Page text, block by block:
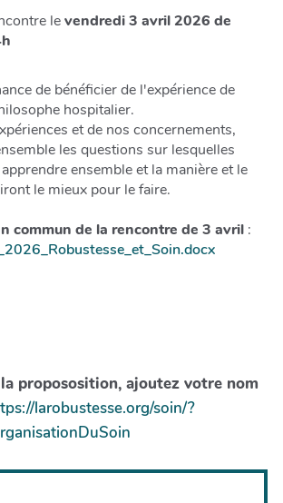
levendredi 3 avril 2026 de
de bénéficier de l'expérience de
hospitalier.
et de nos concernements,
les questions sur lesquelles
ensemble et la manière et le
le mieux pour le faire.
commun de la rencontre de 3 avril :
propososition, ajoutez votre nom
larobustesse.org/soin/?